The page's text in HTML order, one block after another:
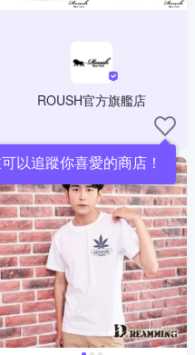
ROUSH官方旗艦店